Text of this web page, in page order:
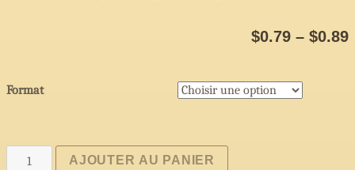
$0.79 – $0.89
Format
quantité
AJOUTER AU PANIER